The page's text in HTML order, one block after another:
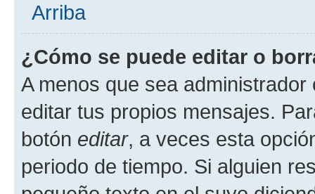
Arriba
¿Cómo se puede editar o
A menos que sea
editar tus propios mensajes.
botón editar, a veces esta
periodo de tiempo. Si alguien